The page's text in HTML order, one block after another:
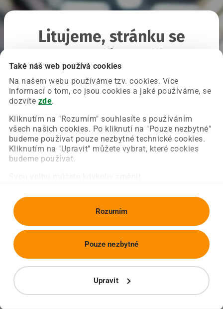
Také náš web používá cookies
Na našem webu používáme tzv. cookies. Více
informací o tom, co jsou cookies a jaké používáme, se
dozvíte zde.
Kliknutím na "Rozumím" souhlasíte s používáním
všech našich cookies. Po kliknutí na "Pouze nezbytné"
budeme používat pouze nezbytné technické cookies.
Kliknutím na "Upravit" můžete vybrat, které cookies
budeme používat.
Rozumím
Upravit
Pouze nezbytné
Litujeme, stránku se
Chyba nastala na naší straně a už ji opravujeme.
Zkuste prosím znovu načíst požadovanou stránku.
Obnovit stránku Úvodní strana